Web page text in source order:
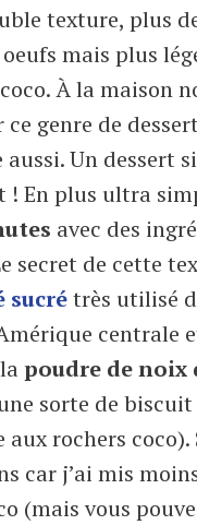
texture, plus
mais plus
À la maison
genre de
aussi. Un dessert
! En plus ultra
avec des
secret de cette
sucrétrès utilisé
centrale
poudre de noix
sorte de
aux rochers
car j’ai mis
(mais vous